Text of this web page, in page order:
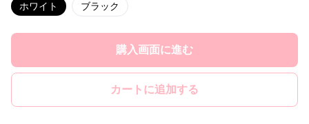
ホワイト ブラック
購入画面に進む
カートに追加する